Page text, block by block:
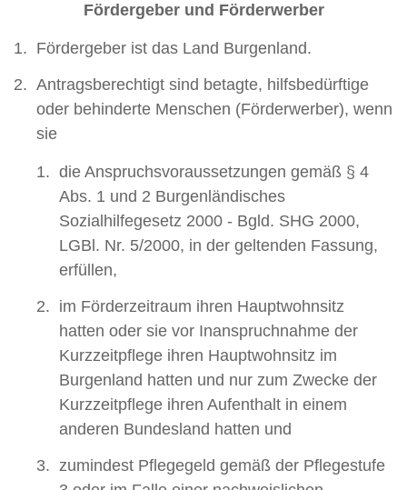
Fördergeber und Förderwerber
Fördergeber ist das Land Burgenland.
Antragsberechtigt sind betagte, hilfsbedürftige
oder behinderte Menschen (Förderwerber), wenn
sie
die Anspruchsvoraussetzungen gemäß § 4
Abs. 1 und 2 Burgenländisches
Sozialhilfegesetz 2000 - Bgld. SHG 2000,
LGBl. Nr. 5/2000, in der geltenden Fassung,
erfüllen,
im Förderzeitraum ihren Hauptwohnsitz
hatten oder sie vor Inanspruchnahme der
Kurzzeitpflege ihren Hauptwohnsitz im
Burgenland hatten und nur zum Zwecke der
Kurzzeitpflege ihren Aufenthalt in einem
anderen Bundesland hatten und
zumindest Pflegegeld gemäß der Pflegestufe